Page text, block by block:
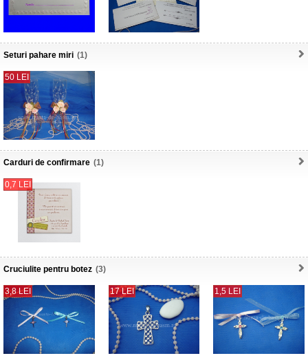
Seturi pahare miri (1)
50 LEI
Carduri de confirmare (1)
0,7 LEI
Cruciulite pentru botez (3)
3,8 LEI 17 LEI 1,5 LEI